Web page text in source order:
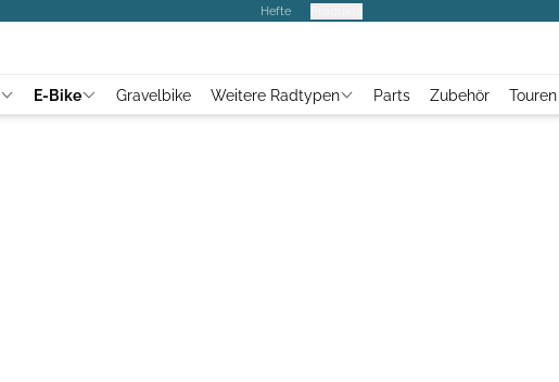
Hefte
E-Bike Gravelbike Weitere Radtypen Parts Zubehör Touren